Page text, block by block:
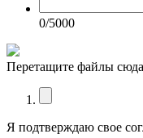
0/5000
Перетащите файлы сюда
Я подтверждаю свое